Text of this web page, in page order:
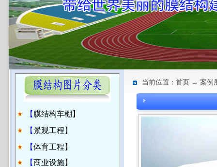
【 膜结构车棚】
【景观工程】
【体育工程】
【商业设施】
当前位置：首页 → 案例